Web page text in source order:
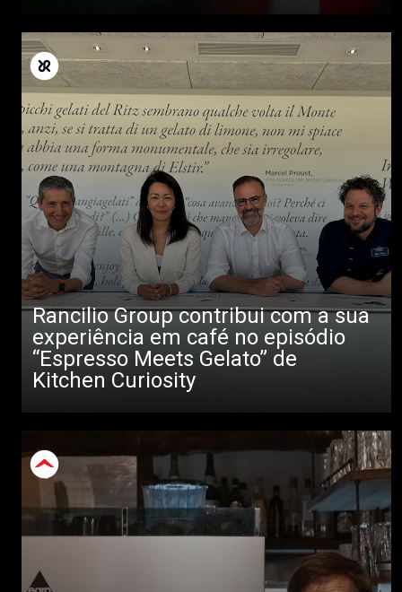
Rancilio Group contribui com a sua
experiência em café no episódio
“Espresso Meets Gelato” de
Kitchen Curiosity